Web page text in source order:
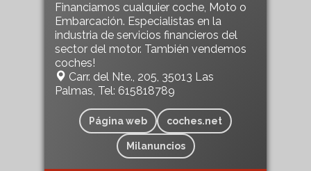
Financiamos cualquier coche, Moto o
Embarcación. Especialistas en la
industria de servicios financieros del
sector del motor. También vendemos
coches!
Carr. del Nte., 205, 35013 Las
Palmas, Tel: 615818789
Página web coches.net
Milanuncios